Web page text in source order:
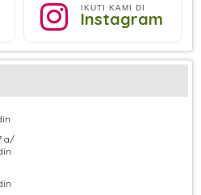
IKUTI KAMI DI
Instagram
a/